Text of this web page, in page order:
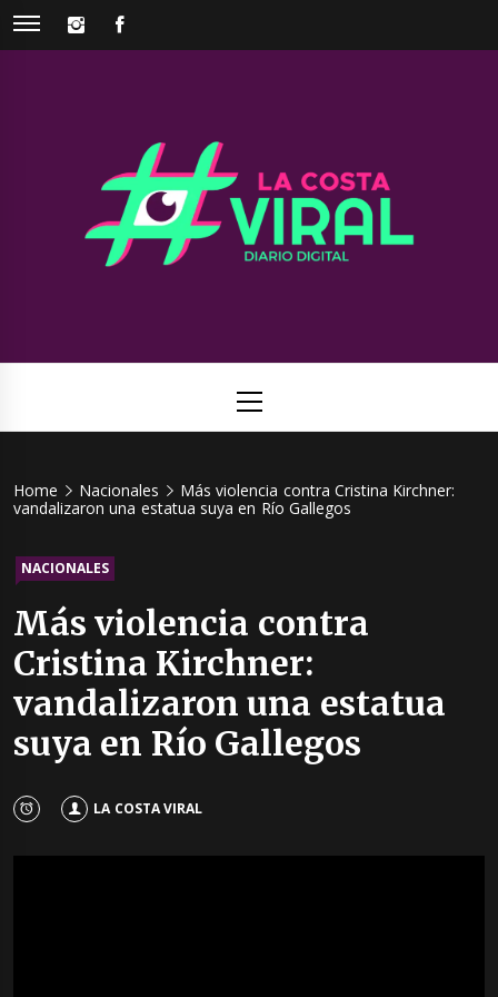
Skip
INSTAGRAM
Viral
Menu
Home Nacionales
Más violencia contra Cristina Kirchner:
vandalizaron una estatua suya en Río Gallegos
NACIONALES
Más violencia contra
Cristina Kirchner:
vandalizaron una estatua
suya en Río Gallegos
LA COSTA VIRAL